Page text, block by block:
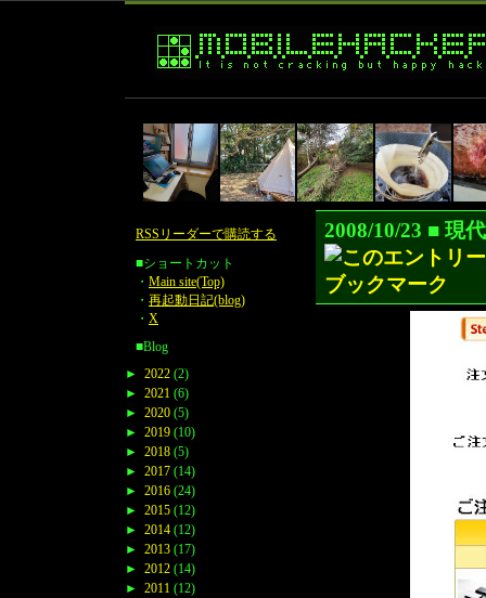
2008/10/23 ■ 現
RSSリーダーで購読する
■ショートカット
・ Main site(Top)
・ 再起動日記(blog)
・ X
■Blog
► 2022 (2)
► 2021 (6)
► 2020 (5)
► 2019 (10)
► 2018 (5)
► 2017 (14)
► 2016 (24)
► 2015 (12)
► 2014 (12)
► 2013 (17)
► 2012 (14)
► 2011 (12)